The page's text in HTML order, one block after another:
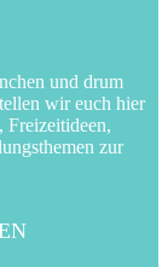
und drum
wir euch hier
zur